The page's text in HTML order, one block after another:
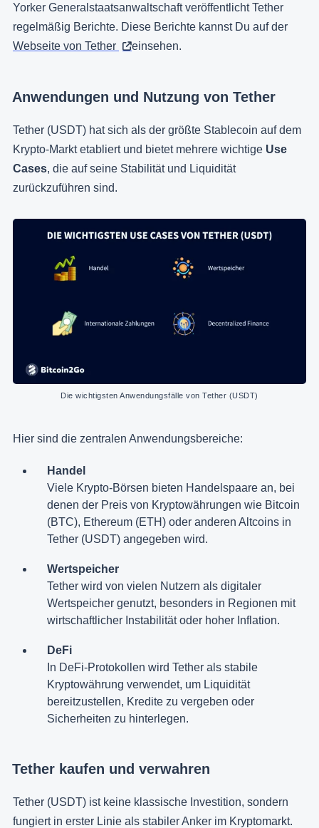
Yorker Generalstaatsanwaltschaft veröffentlicht Tether
regelmäßig Berichte. Diese Berichte kannst Du auf der
Webseite von Tether
einsehen.
Anwendungen und Nutzung von Tether
Tether (USDT) hat sich als der größte Stablecoin auf dem
Krypto-Markt etabliert und bietet mehrere wichtige Use
Cases, die auf seine Stabilität und Liquidität
zurückzuführen sind.
Die wichtigsten Anwendungsfälle von Tether (USDT)
Hier sind die zentralen Anwendungsbereiche:
Handel
Viele Krypto-Börsen bieten Handelspaare an, bei
denen der Preis von Kryptowährungen wie Bitcoin
(BTC), Ethereum (ETH) oder anderen Altcoins in
Tether (USDT) angegeben wird.
Wertspeicher
Tether wird von vielen Nutzern als digitaler
Wertspeicher genutzt, besonders in Regionen mit
wirtschaftlicher Instabilität oder hoher Inflation.
DeFi
In DeFi-Protokollen wird Tether als stabile
Kryptowährung verwendet, um Liquidität
bereitzustellen, Kredite zu vergeben oder
Sicherheiten zu hinterlegen.
Tether kaufen und verwahren
Tether (USDT) ist keine klassische Investition, sondern
fungiert in erster Linie als stabiler Anker im Kryptomarkt.